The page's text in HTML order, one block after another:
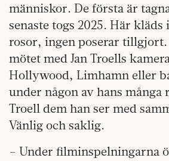
människor. De första är
senaste togs 2025. Här
rosor, ingen poserar tillgjort.
mötet med Jan Troells
Hollywood, Limhamn eller
under någon av hans många
Troell dem han ser med
Vänlig och saklig.
– Under filminspelningarna